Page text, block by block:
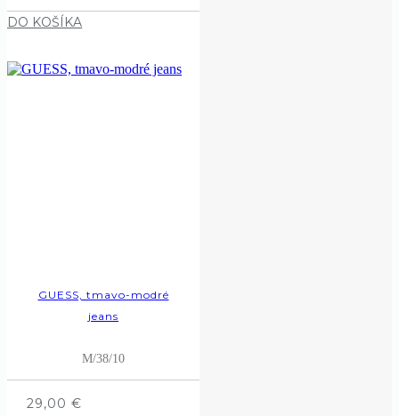
DO KOŠÍKA
GUESS, tmavo-modré
jeans
M/38/10
29,00 €